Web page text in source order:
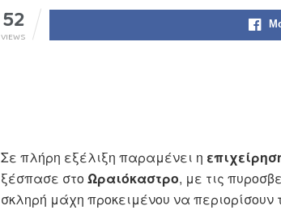
52
VIEWS
Σε πλήρη εξέλιξη παραμένει η
ξέσπασε στοΩραιόκαστρο, με τις
σκληρή μάχη προκειμένου να περιορίσουν